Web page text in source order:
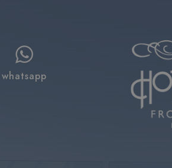
whatsapp